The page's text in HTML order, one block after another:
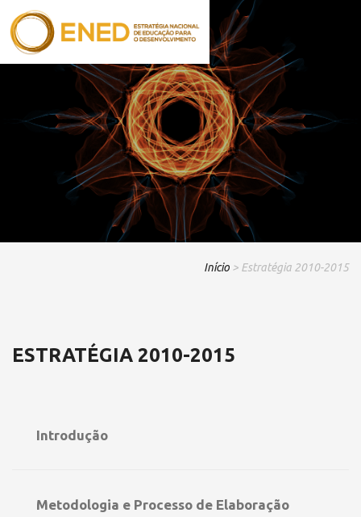
Início > Estratégia 2010-2015
ESTRATÉGIA 2010-2015
Introdução
Metodologia e Processo de Elaboração